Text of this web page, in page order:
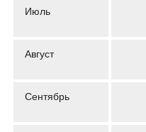
Июль
Август
Сентябрь